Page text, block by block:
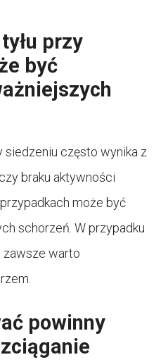
przy
być
siedzeniu często wynika z
braku aktywności
może być
schorzeń. W przypadku
zawsze warto
powinny